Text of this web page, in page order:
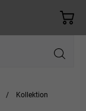
Kollektion